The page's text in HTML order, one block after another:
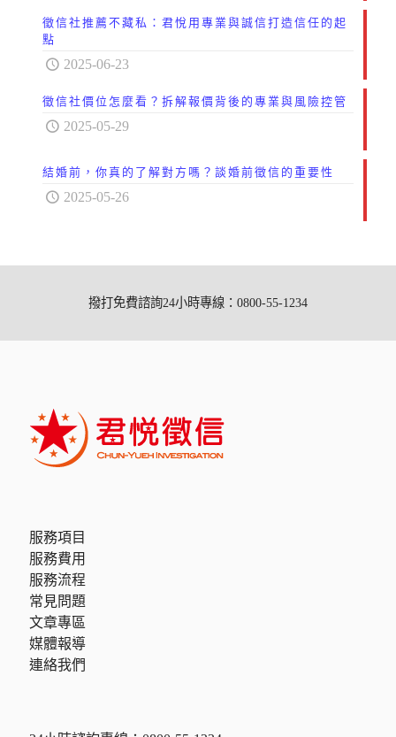
徵信社推薦不藏私：君悅用專業與誠信打造信任的起
點
2025-06-23
徵信社價位怎麼看？拆解報價背後的專業與風險控管
2025-05-29
結婚前，你真的了解對方嗎？談婚前徵信的重要性
2025-05-26
撥打免費諮詢24小時專線：0800-55-1234
服務項目
服務費用
服務流程
常見問題
文章專區
媒體報導
連絡我們